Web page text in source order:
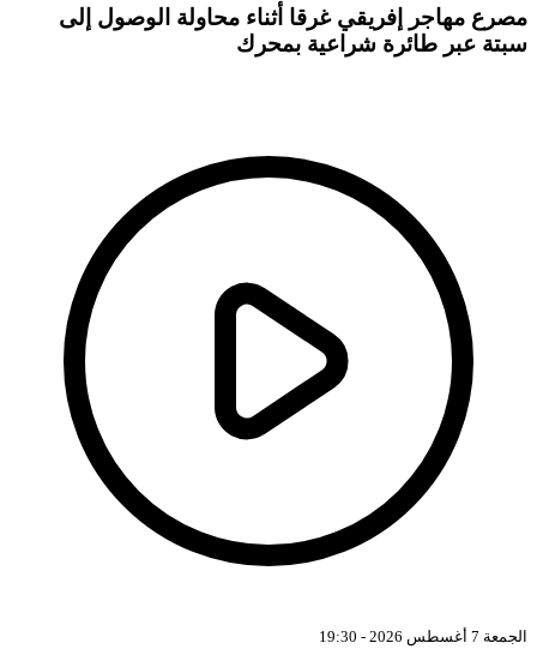
مصرع مهاجر إفريقي غرقا أثناء محاولة الوصول إلى
سبتة عبر طائرة شراعية بمحرك
الجمعة 7 أغسطس 2026 - 19:30